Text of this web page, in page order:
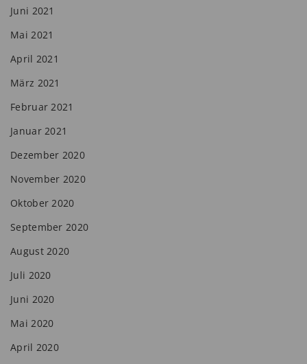
Juni 2021
Mai 2021
April 2021
März 2021
Februar 2021
Januar 2021
Dezember 2020
November 2020
Oktober 2020
September 2020
August 2020
Juli 2020
Juni 2020
Mai 2020
April 2020